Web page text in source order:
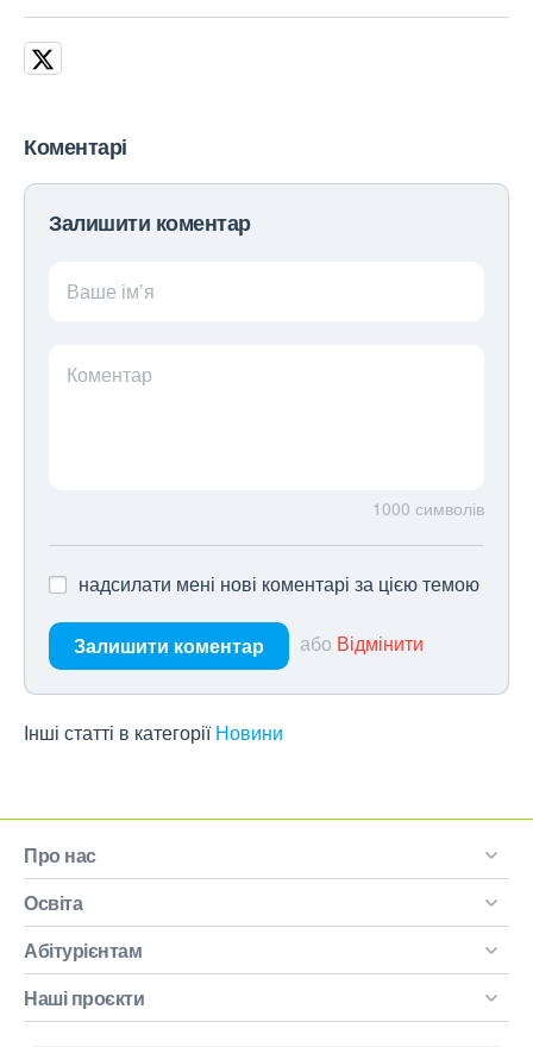
Коментарі
Залишити коментар
Ваше ім’я
Коментар
1000 символів
надсилати мені нові коментарі за цією темою
Залишити коментар або Відмінити
Інші статті в категорії Новини
Про нас
Освіта
Абітурієнтам
Наші проєкти